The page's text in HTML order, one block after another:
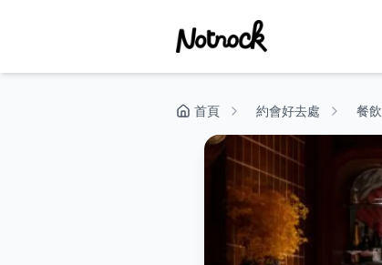
首頁 約會好去處 餐飲